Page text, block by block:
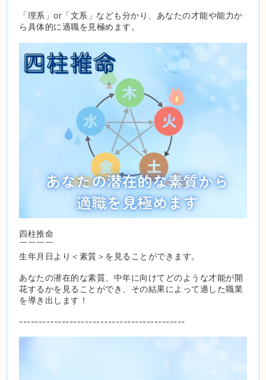
「理系」or「文系」なども分かり、あなたの才能や能力か
ら具体的に適職を見極めます。
四柱推命
￣￣￣￣
生年月日より＜素質＞を見ることができます。
あなたの潜在的な素質、中年に向けてどのような才能が開
花するかを見ることができ、その結果によって適した職業
を導き出します！
-------------------------------------------